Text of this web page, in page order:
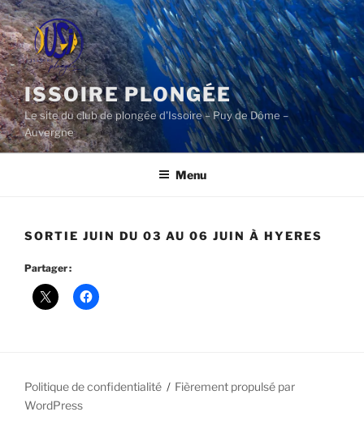
Aller
au
contenu
principal
ISSOIRE PLONGÉE
Le site du club de plongée d'Issoire – Puy de Dôme –
Auvergne
Menu
SORTIE JUIN DU 03 AU 06 JUIN À HYERES
Partager :
Politique de confidentialité
Fièrement propulsé par
WordPress